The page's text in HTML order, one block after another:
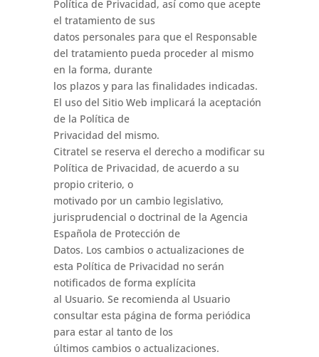
Política de Privacidad, así como que acepte
el tratamiento de sus
datos personales para que el Responsable
del tratamiento pueda proceder al mismo
en la forma, durante
los plazos y para las finalidades indicadas.
El uso del Sitio Web implicará la aceptación
de la Política de
Privacidad del mismo.
Citratel se reserva el derecho a modificar su
Política de Privacidad, de acuerdo a su
propio criterio, o
motivado por un cambio legislativo,
jurisprudencial o doctrinal de la Agencia
Española de Protección de
Datos. Los cambios o actualizaciones de
esta Política de Privacidad no serán
notificados de forma explícita
al Usuario. Se recomienda al Usuario
consultar esta página de forma periódica
para estar al tanto de los
últimos cambios o actualizaciones.